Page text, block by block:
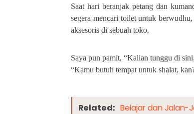
Saat hari beranjak petang dan
segera mencari toilet untuk
aksesoris di sebuah toko.
Saya pun pamit, “Kalian tunggu di
“Kamu butuh tempat untuk shalat,
Related: Belajar dan Jalan-